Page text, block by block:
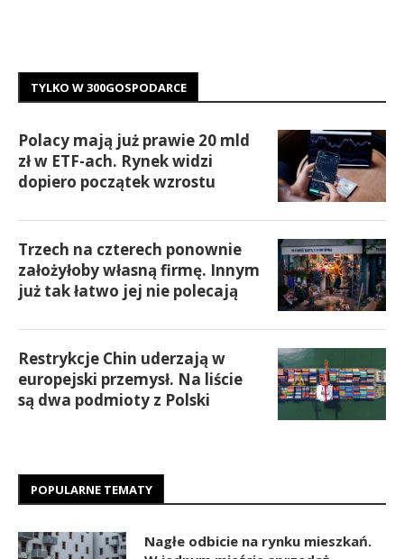
TYLKO W 300GOSPODARCE
Polacy mają już prawie 20 mld
zł w ETF-ach. Rynek widzi
dopiero początek wzrostu
Trzech na czterech ponownie
założyłoby własną firmę. Innym
już tak łatwo jej nie polecają
Restrykcje Chin uderzają w
europejski przemysł. Na liście
są dwa podmioty z Polski
POPULARNE TEMATY
Nagłe odbicie na rynku mieszkań.